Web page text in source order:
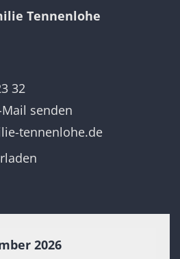
Tennenlohe
32
senden
tennenlohe.de
2026